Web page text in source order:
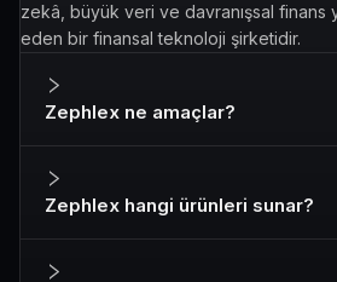
zekâ, büyük veri ve davranışsal finans
eden bir finansal teknoloji şirketidir.
Zephlex ne amaçlar?
Zephlex hangi ürünleri sunar?